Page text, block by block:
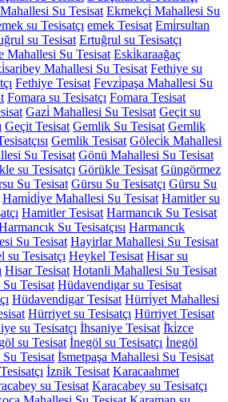
Su Tesisat Ekmekçi̇ Mahallesi Su
su Tesisatçı emek Tesisat Emi̇rsultan
su Tesisat Ertuğrul su Tesisatçı
Mahallesi Su Tesisat Eski̇karaağaç
Mahallesi Su Tesisat Fethiye su
Fethiye Tesisat Fevzi̇paşa Mahallesi Su
Fomara su Tesisatçı Fomara Tesisat
Gazi̇ Mahallesi Su Tesisat Geçit su
Geçit Tesisat Gemlik Su Tesisat Gemlik
Gemlik Tesisat Göleci̇k Mahallesi
Su Tesisat Gönü Mahallesi Su Tesisat
su Tesisatçı Görükle Tesisat Güngörmez
Su Tesisat Gürsu Su Tesisatçı Gürsu Su
Hami̇di̇ye Mahallesi Su Tesisat Hamitler su
Hamitler Tesisat Harmancık Su Tesisat
Su Tesisatçısı Harmancık
Su Tesisat Hayirlar Mahallesi Su Tesisat
su Tesisatçı Heykel Tesisat Hisar su
Hisar Tesisat Hotanli Mahallesi Su Tesisat
Tesisat Hüdavendigar su Tesisat
Hüdavendigar Tesisat Hürri̇yet Mahallesi
Hürriyet su Tesisatçı Hürriyet Tesisat
su Tesisatçı İhsaniye Tesisat İ̇ki̇zce
su Tesisat İnegöl su Tesisatçı İnegöl
Tesisat İ̇smetpaşa Mahallesi Su Tesisat
İznik Tesisat Karacaahmet
su Tesisat Karacabey su Tesisatçı